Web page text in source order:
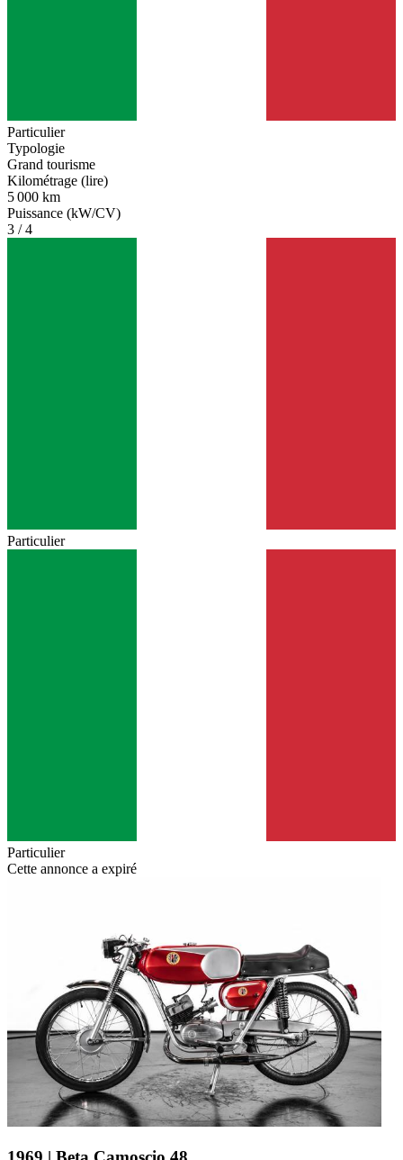
Particulier
Typologie
Grand tourisme
Kilométrage (lire)
5 000 km
Puissance (kW/CV)
3 / 4
Particulier
Particulier
Cette annonce a expiré